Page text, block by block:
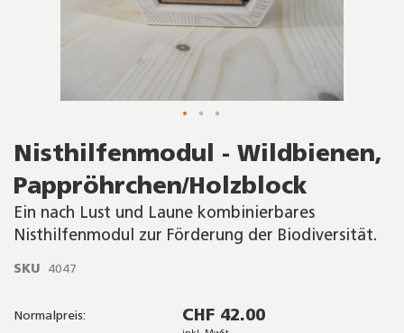
Nisthilfenmodul - Wildbienen,
Pappröhrchen/Holzblock
Ein nach Lust und Laune kombinierbares
Nisthilfenmodul zur Förderung der Biodiversität.
SKU 4047
Normalpreis: CHF 42.00
to
beginning
of
the
images